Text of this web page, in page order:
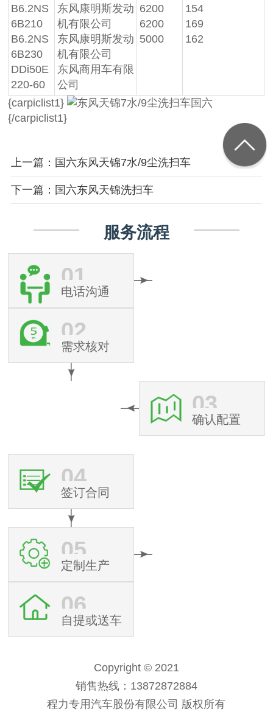
B6.2NS
6B210
B6.2NS
6B230
DDi50E
220-60
东风康明斯发动
机有限公司
东风康明斯发动
机有限公司
东风商用车有限
公司
6200
6200
5000
154
169
162
{carpiclist1}
{/carpiclist1}
上一篇：国六东风天锦7水/9尘洗扫车
下一篇：国六东风天锦洗扫车
服务流程
01
电话沟通
02
需求核对
03
确认配置
04
签订合同
05
定制生产
06
自提或送车
Copyright © 2021
销售热线：13872872884
程力专用汽车股份有限公司 版权所有